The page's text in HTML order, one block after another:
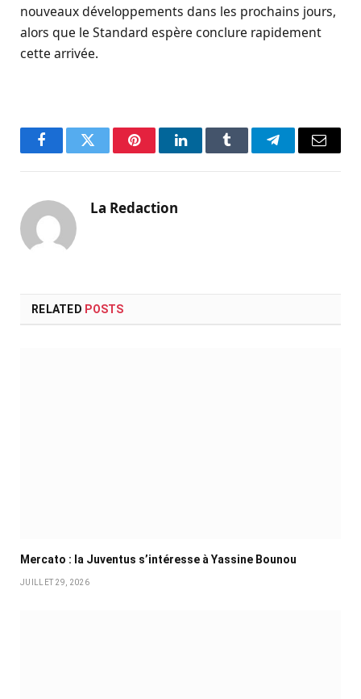
nouveaux développements dans les prochains jours,
alors que le Standard espère conclure rapidement
cette arrivée.
FacebookTwitter PinterestLinkedInTumblr TelegramEmail
La Redaction
RELATED POSTS
Mercato : la Juventus s’intéresse à Yassine Bounou
JUILLET 29, 2026